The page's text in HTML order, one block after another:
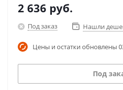
2 636 руб.
Под заказ Нашли
Цены и остатки обновлены
Под